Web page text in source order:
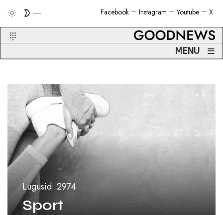
X
Youtube
Instagram
Facebook
MENU ≡
Lugusid: 2974
Sport